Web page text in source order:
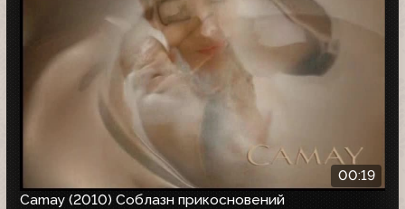
00:19
Camay (2010) Соблазн прикосновений